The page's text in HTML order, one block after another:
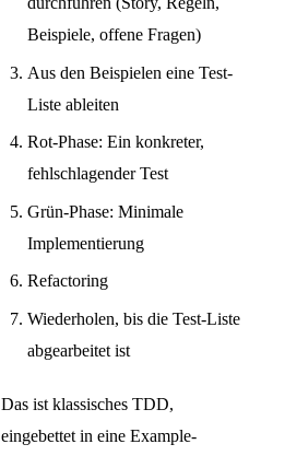
Beispiele, offene Fragen)
Aus den Beispielen eine Test-
Liste ableiten
Rot-Phase: Ein konkreter,
fehlschlagender Test
Grün-Phase: Minimale
Implementierung
Refactoring
Wiederholen, bis die Test-Liste
abgearbeitet ist
Das ist klassisches TDD,
eingebettet in eine Example-